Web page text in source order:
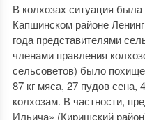
В колхозах ситуация
Капшинском районе
года представителями
членами правления
сельсоветов) было
87 кг мяса, 27 пудов
колхозам. В частности,
Ильича» (Киришский